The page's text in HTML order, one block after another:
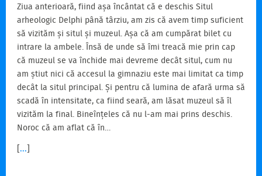
Ziua anterioară, fiind așa încântat că e deschis Situl
arheologic Delphi până târziu, am zis că avem timp suficient
să vizităm și situl și muzeul. Așa că am cumpărat bilet cu
intrare la ambele. Însă de unde să îmi treacă mie prin cap
că muzeul se va închide mai devreme decât situl, cum nu
am știut nici că accesul la gimnaziu este mai limitat ca timp
decât la situl principal. Și pentru că lumina de afară urma să
scadă în intensitate, ca fiind seară, am lăsat muzeul să îl
vizităm la final. Bineînțeles că nu l-am mai prins deschis.
Noroc că am aflat că în…
[...]